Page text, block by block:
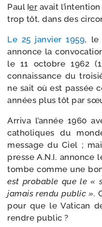
Paul Ier avait
trop tôt, dans des
Le 25 jan­vier 1959, le
annonce la
le 11 octobre 1962
connais­sance du
ne sait où est pas­sée
années plus tôt par
Arriva l’an­née 1960
catho­liques du
mes­sage du Ciel ;
presse A.N.I. annonce
tombe comme une
est pro­bable que le «
jamais ren­du public ».
pour que le Vatican
rendre public ?